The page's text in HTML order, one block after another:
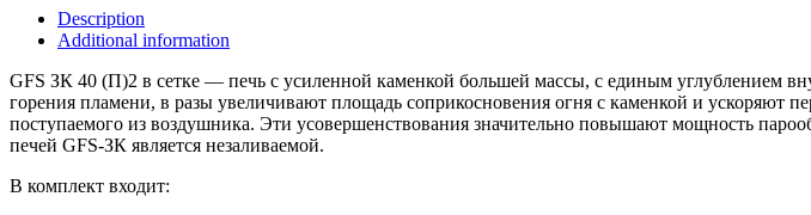
в
сетке
quantity
Description
Additional information
GFS ЗК 40 (П)2 в сетке — печь с усиленной каменкой большей массы, с единым углублением
горения пламени, в разы увеличивают площадь соприкосновения огня с каменкой и ускоряют
поступаемого из воздушника. Эти усовершенствования значительно повышают мощность
печей GFS-ЗК является незаливаемой.
В комплект входит: